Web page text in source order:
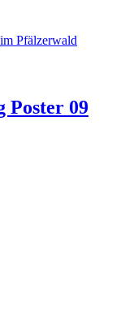
Poster 09